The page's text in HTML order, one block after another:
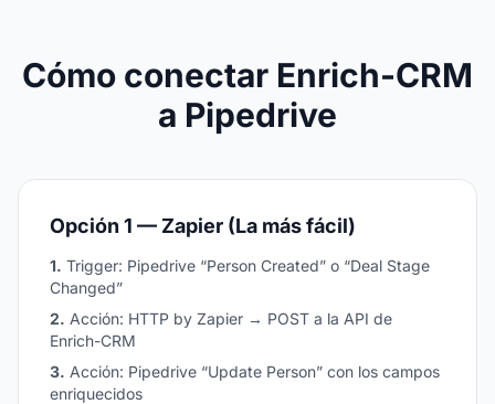
Cómo conectar Enrich-CRM
a Pipedrive
Opción 1 — Zapier (La más fácil)
1. Trigger: Pipedrive “Person Created” o “Deal Stage
Changed”
2. Acción: HTTP by Zapier → POST a la API de
Enrich-CRM
3. Acción: Pipedrive “Update Person” con los campos
enriquecidos